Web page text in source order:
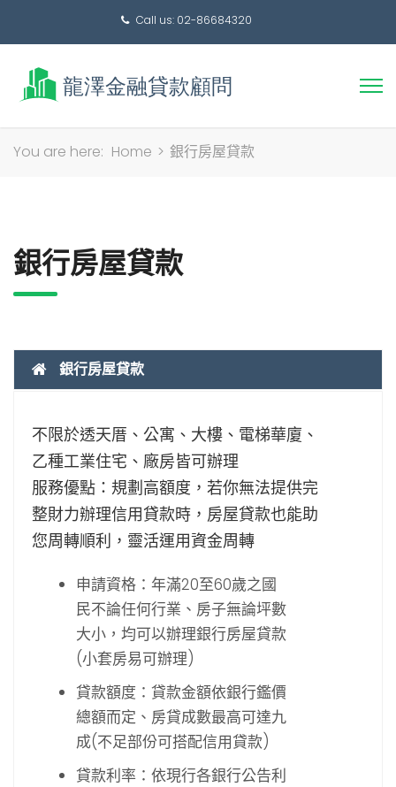
Call us: 02-86684320
搜
You are here: Home > 銀行房屋貸款
銀行房屋貸款
銀行房屋貸款
不限於透天厝、公寓、大樓、電梯華廈、
乙種工業住宅、廠房皆可辦理
服務優點：規劃高額度，若你無法提供完
整財力辦理信用貸款時，房屋貸款也能助
您周轉順利，靈活運用資金周轉
申請資格：年滿20至60歲之國
民不論任何行業、房子無論坪數
大小，均可以辦理銀行房屋貸款
(小套房易可辦理)
貸款額度：貸款金額依銀行鑑價
總額而定、房貸成數最高可達九
成(不足部份可搭配信用貸款)
貸款利率：依現行各銀行公告利